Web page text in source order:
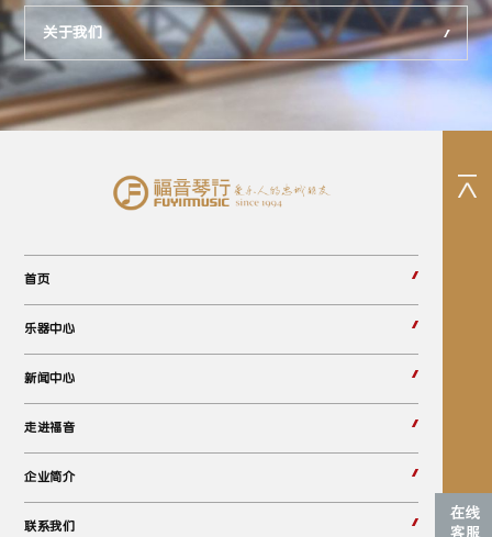
关于我们
首页
乐器中心
新闻中心
走进福音
企业简介
联系我们